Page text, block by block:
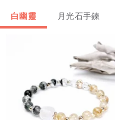
1、傳說是月亮之神留在人
2、幫助招來美好愛情能量，
3、月光石細膩氣質的特性
❙ 說說-關於白水晶：
白幽靈 月光石手鍊